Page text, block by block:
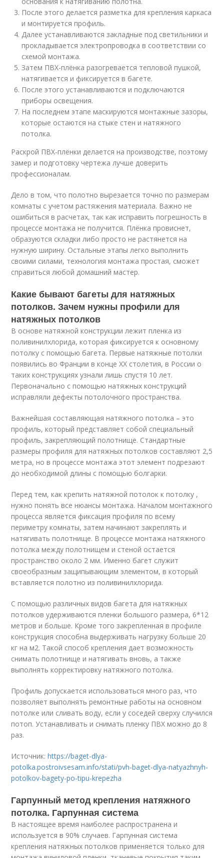
После этого делается разметка для крепления каркаса
и монтируется профиль.
Далее устанавливаются закладные под светильники и
прокладывается электропроводка в соответствии со
схемой монтажа.
Затем ПВХ-плёнка разогревается тепловой пушкой,
натягивается и фиксируется в багете.
После этого устанавливаются и подключаются
приборы освещения.
На последнем этапе маскируются монтажные зазоры,
которые остаются на стыке стен и натяжного
потолка.
Раскрой ПВХ-плёнки делается на производстве, поэтому
замер и подготовку чертежа лучше доверить
профессионалам.
Дело в том, что полотно вырезается точно по размерам
комнаты с учетом растяжения материала. Важно не
ошибиться в расчетах, так как исправить погрешность в
процессе монтажа не получится. Плёнка провиснет,
образуются складки либо просто не растянется на
нужную ширину. Остальные этапы легко выполнить
своими силами, технология монтажа простая, сможет
справиться любой домашний мастер.
Какие бывают багеты для натяжных
потолков. Зачем нужны профили для
натяжных потолков
В основе натяжной конструкции лежит пленка из
поливинилхлорида, которая фиксируется к основному
потолку с помощью багета. Первые натяжные потолки
появились во Франции в конце ХХ столетия, в России о
таких конструкциях узнали лишь спустя 10 лет.
Первоначально с помощью натяжных конструкций
исправляли дефекты потолочного пространства.
Важнейшая составляющая натяжного потолка – это
профиль, который представляет собой специальный
профиль, закрепляющий полотнище. Стандартные
размеры профиля для натяжных потолков составляют 2,5
метра, но в процессе монтажа этот элемент подрезают
до необходимой длины с помощью болгарки.
Перед тем, как крепить натяжной потолок к потолку ,
нужно понять все нюансы монтажа. Началом монтажного
процесса является фиксация профиля по всему
периметру комнаты, затем начинают закреплять и
натягивать полотнище. В процессе монтажа натяжного
потолка между полотнищем и стеной остается
пространство около 2 мм. Именно багет служит
своеобразным защипывающим элементом, в который
вставляется полотно из поливинилхлорида.
С помощью различных видов багета для натяжных
потолков удерживаются пленки большого размера, 6*12
метров и больше. Кроме того закрепленная в профиле
конструкция способна выдерживать нагрузку больше 20
кг на м2. Такой способ крепления дает возможность
снимать полотнище и натягивать вновь, а также
выполнять корректировку натяжного потолка.
Профиль допускается использоваться много раз, что
позволяет выполнять ремонтные работы на основном
потолке или сливать воду, если у соседей сверху случился
потоп. Устанавливать и снимать пленку ПВХ можно до 8
раз.
Источник:https://baget-dlya-
potolka.postroivsesam.info/stati/pvh-baget-dlya-natyazhnyh-
potolkov-bagety-po-tipu-krepezha
Гарпунный метод крепления натяжного
потолка. Гарпунная система
В настоящее время наиболее распространена и
используется в 90% случаев. Гарпунная система
крепления натяжных потолков применяется только для